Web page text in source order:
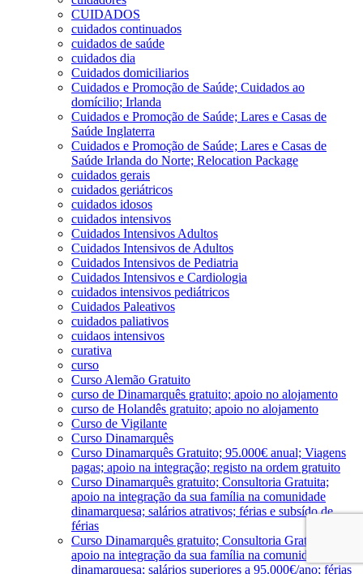
CUIDADOS
cuidados continuados
cuidados de saúde
cuidados dia
Cuidados domiciliarios
Cuidados e Promoção de Saúde; Cuidados ao
domícilio; Irlanda
Cuidados e Promoção de Saúde; Lares e Casas de
Saúde Inglaterra
Cuidados e Promoção de Saúde; Lares e Casas de
Saúde Irlanda do Norte; Relocation Package
cuidados gerais
cuidados geriátricos
cuidados idosos
cuidados intensivos
Cuidados Intensivos Adultos
Cuidados Intensivos de Adultos
Cuidados Intensivos de Pediatria
Cuidados Intensivos e Cardiologia
cuidados intensivos pediátricos
Cuidados Paleativos
cuidados paliativos
cuidaos intensivos
curativa
curso
Curso Alemão Gratuito
curso de Dinamarquês gratuito; apoio no alojamento
curso de Holandês gratuito; apoio no alojamento
Curso de Vigilante
Curso Dinamarquês
Curso Dinamarquês Gratuito; 95.000€ anual; Viagens
pagas; apoio na integração; registo na ordem gratuito
Curso Dinamarquês gratuito; Consultoria Gratuita;
apoio na integração da sua família na comunidade
dinamarquesa; salários atrativos; férias e subsído de
férias
Curso Dinamarquês gratuito; Consultoria Gratuita;
apoio na integração da sua família na comunidade
dinamarquesa; salários superiores a 95.000€/ano; férias